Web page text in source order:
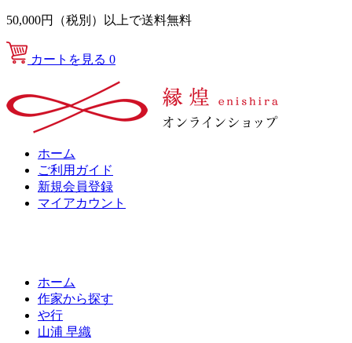
50,000円（税別）以上で送料無料
カートを見る 0
ホーム
ご利用ガイド
新規会員登録
マイアカウント
ホーム
作家から探す
や行
山浦 早織